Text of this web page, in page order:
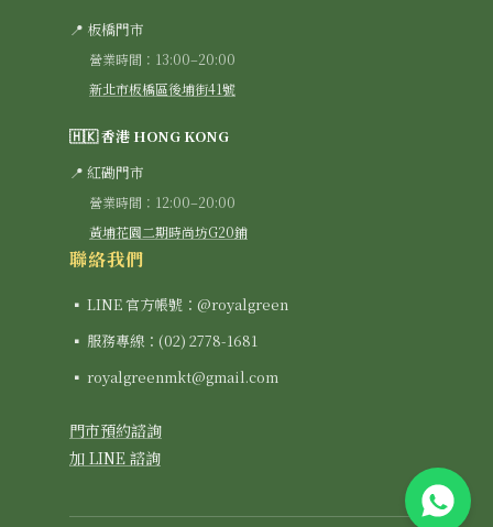
📍 板橋門市
營業時間：13:00–20:00
新北市板橋區後埔街41號
🇭🇰 香港 HONG KONG
📍 紅磡門市
營業時間：12:00–20:00
黃埔花園二期時尚坊G20鋪
聯絡我們
▪ LINE 官方帳號：@royalgreen
▪ 服務專線：(02) 2778-1681
▪ royalgreenmkt@gmail.com
門市預約諮詢
加 LINE 諮詢